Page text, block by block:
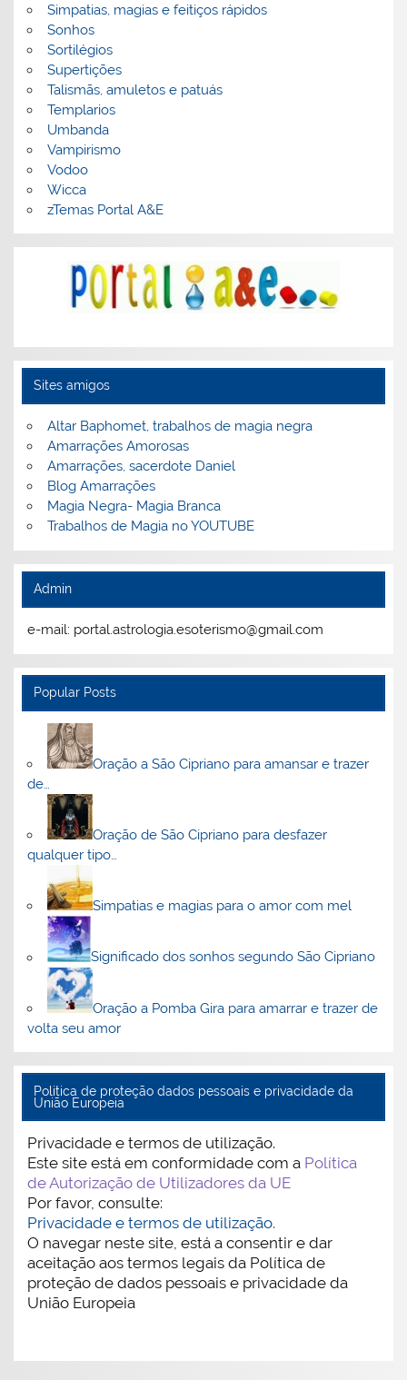
Simpatias, magias e feitiços rápidos
Sonhos
Sortilégios
Supertições
Talismãs, amuletos e patuás
Templarios
Umbanda
Vampirismo
Vodoo
Wicca
zTemas Portal A&E
Sites amigos
Altar Baphomet, trabalhos de magia negra
Amarrações Amorosas
Amarrações, sacerdote Daniel
Blog Amarrações
Magia Negra- Magia Branca
Trabalhos de Magia no YOUTUBE
Admin
e-mail: portal.astrologia.esoterismo@gmail.com
Popular Posts
Oração a São Cipriano para amansar e trazer
de…
Oração de São Cipriano para desfazer
qualquer tipo…
Simpatias e magias para o amor com mel
Significado dos sonhos segundo São Cipriano
Oração a Pomba Gira para amarrar e trazer de
volta seu amor
Politica de proteção dados pessoais e privacidade da
União Europeia
Privacidade e termos de utilização.
Este site está em conformidade com a Política
de Autorização de Utilizadores da UE
Por favor, consulte:
Privacidade e termos de utilização.
O navegar neste site, está a consentir e dar
aceitação aos termos legais da Política de
proteção de dados pessoais e privacidade da
União Europeia